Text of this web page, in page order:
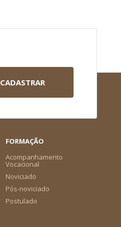
CADASTRAR
FORMAÇÃO
Acompanhamento
Vocacional
Noviciado
Pós-noviciado
Postulado